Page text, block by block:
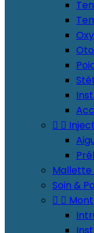
 
Mallette
Soin &
 